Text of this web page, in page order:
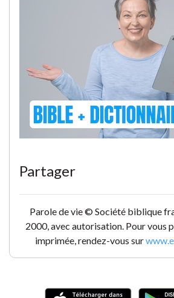
Partager
Parole de vie © Société biblique
2000, avec autorisation. Pour vous
imprimée, rendez-vous sur